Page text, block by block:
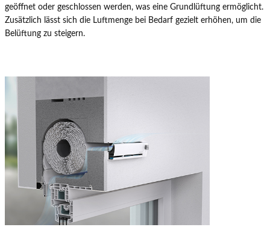
geöffnet oder geschlossen werden, was eine Grundlüftung ermöglicht.
Zusätzlich lässt sich die Luftmenge bei Bedarf gezielt erhöhen, um die
Belüftung zu steigern.